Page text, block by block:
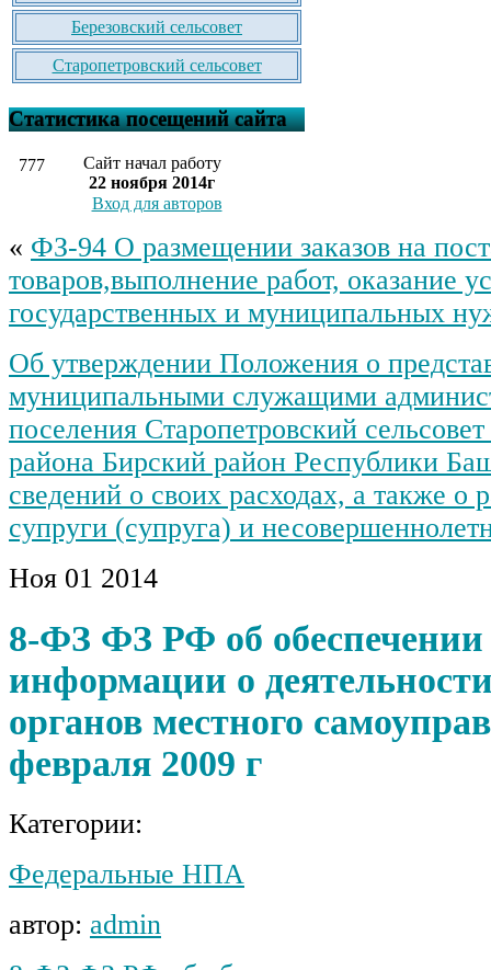
Березовский сельсовет
Старопетровский сельсовет
Статистика посещений сайта
777
Сайт начал работу
22 ноября 2014г
Вход для авторов
« ФЗ-94 О размещении заказов на
товаров,выполнение работ, оказание
государственных и муниципальных
Об утверждении Положения о
муниципальными служащими
поселения Старопетровский
района Бирский район Республики
сведений о своих расходах, а также о
супруги (супруга) и
Ноя 01 2014
8-ФЗ ФЗ РФ об обеспечении
информации о
органов местного
февраля 2009 г
Категории:
Федеральные НПА
автор: admin